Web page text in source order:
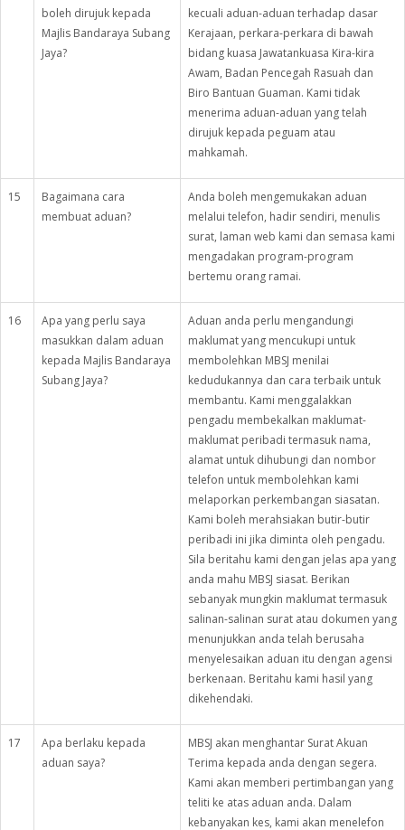
boleh dirujuk kepada
Majlis Bandaraya Subang
Jaya?
kecuali aduan-aduan terhadap dasar
Kerajaan, perkara-perkara di bawah
bidang kuasa Jawatankuasa Kira-kira
Awam, Badan Pencegah Rasuah dan
Biro Bantuan Guaman. Kami tidak
menerima aduan-aduan yang telah
dirujuk kepada peguam atau
mahkamah.
15
Bagaimana cara
membuat aduan?
Anda boleh mengemukakan aduan
melalui telefon, hadir sendiri, menulis
surat, laman web kami dan semasa kami
mengadakan program-program
bertemu orang ramai.
16
Apa yang perlu saya
masukkan dalam aduan
kepada Majlis Bandaraya
Subang Jaya?
Aduan anda perlu mengandungi
maklumat yang mencukupi untuk
membolehkan MBSJ menilai
kedudukannya dan cara terbaik untuk
membantu. Kami menggalakkan
pengadu membekalkan maklumat-
maklumat peribadi termasuk nama,
alamat untuk dihubungi dan nombor
telefon untuk membolehkan kami
melaporkan perkembangan siasatan.
Kami boleh merahsiakan butir-butir
peribadi ini jika diminta oleh pengadu.
Sila beritahu kami dengan jelas apa yang
anda mahu MBSJ siasat. Berikan
sebanyak mungkin maklumat termasuk
salinan-salinan surat atau dokumen yang
menunjukkan anda telah berusaha
menyelesaikan aduan itu dengan agensi
berkenaan. Beritahu kami hasil yang
dikehendaki.
17
Apa berlaku kepada
aduan saya?
MBSJ akan menghantar Surat Akuan
Terima kepada anda dengan segera.
Kami akan memberi pertimbangan yang
teliti ke atas aduan anda. Dalam
kebanyakan kes, kami akan menelefon